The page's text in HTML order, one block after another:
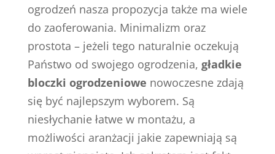
ogrodzeń nasza propozycja także ma wiele
do zaoferowania. Minimalizm oraz
prostota – jeżeli tego naturalnie oczekują
Państwo od swojego ogrodzenia, gładkie
bloczki ogrodzeniowe nowoczesne zdają
się być najlepszym wyborem. Są
niesłychanie łatwe w montażu, a
możliwości aranżacji jakie zapewniają są